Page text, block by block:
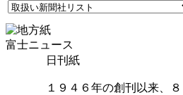
富士ニュース
日刊紙
１９４６年の創刊以来、